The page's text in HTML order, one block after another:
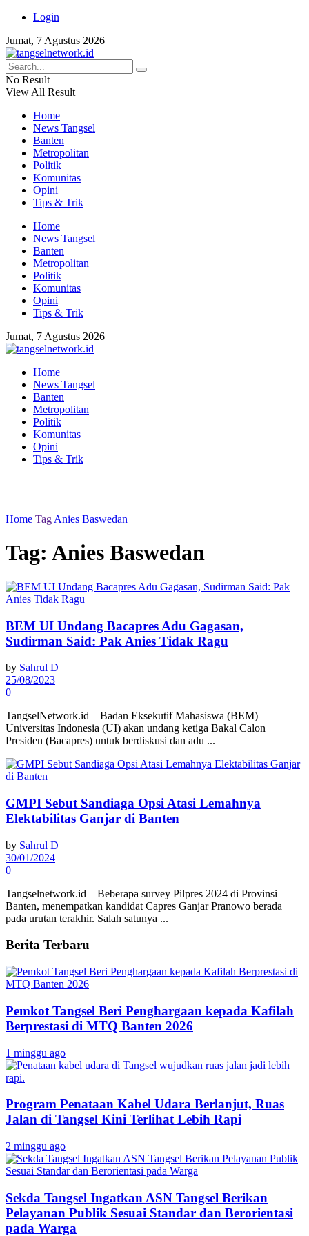
Login
Jumat, 7 Agustus 2026
No Result
View All Result
Home
News Tangsel
Banten
Metropolitan
Politik
Komunitas
Opini
Tips & Trik
Home
News Tangsel
Banten
Metropolitan
Politik
Komunitas
Opini
Tips & Trik
Jumat, 7 Agustus 2026
Home
News Tangsel
Banten
Metropolitan
Politik
Komunitas
Opini
Tips & Trik
Home Tag Anies Baswedan
Tag: Anies Baswedan
BEM UI Undang Bacapres Adu Gagasan,
Sudirman Said: Pak Anies Tidak Ragu
by Sahrul D
25/08/2023
0
TangselNetwork.id – Badan Eksekutif Mahasiswa (BEM)
Universitas Indonesia (UI) akan undang ketiga Bakal Calon
Presiden (Bacapres) untuk berdiskusi dan adu ...
GMPI Sebut Sandiaga Opsi Atasi Lemahnya
Elektabilitas Ganjar di Banten
by Sahrul D
30/01/2024
0
Tangselnetwork.id – Beberapa survey Pilpres 2024 di Provinsi
Banten, menempatkan kandidat Capres Ganjar Pranowo berada
pada urutan terakhir. Salah satunya ...
Berita Terbaru
Pemkot Tangsel Beri Penghargaan kepada Kafilah
Berprestasi di MTQ Banten 2026
1 minggu ago
Program Penataan Kabel Udara Berlanjut, Ruas
Jalan di Tangsel Kini Terlihat Lebih Rapi
2 minggu ago
Sekda Tangsel Ingatkan ASN Tangsel Berikan
Pelayanan Publik Sesuai Standar dan Berorientasi
pada Warga